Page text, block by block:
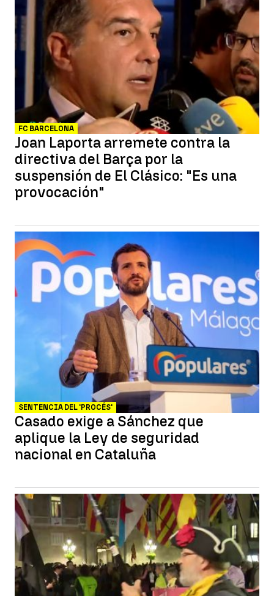
FC BARCELONA
Joan Laporta arremete contra la
directiva del Barça por la
suspensión de El Clásico: "Es una
provocación"
SENTENCIA DEL 'PROCÉS'
Casado exige a Sánchez que
aplique la Ley de seguridad
nacional en Cataluña